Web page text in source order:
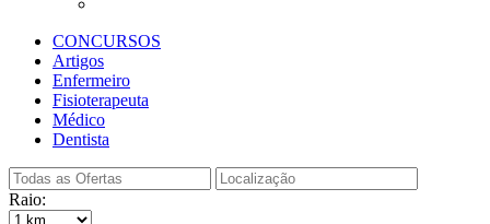
CONCURSOS
Artigos
Enfermeiro
Fisioterapeuta
Médico
Dentista
Raio: